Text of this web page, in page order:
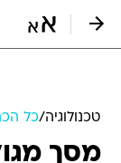
טכנולוגיה/כל
מסך